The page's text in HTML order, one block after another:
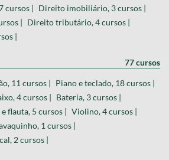
cursos | Direito imobiliário, 3 cursos |
| Direito tributário, 4 cursos |
|
77 cursos
11 cursos | Piano e teclado, 18 cursos |
4 cursos | Bateria, 3 cursos |
flauta, 5 cursos | Violino, 4 cursos |
1 cursos |
2 cursos |